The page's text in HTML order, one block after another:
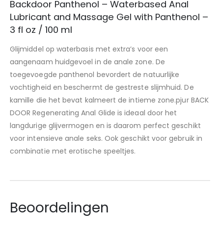
Backdoor Panthenol – Waterbased Anal
Lubricant and Massage Gel with Panthenol –
3 fl oz / 100 ml
Glijmiddel op waterbasis met extra’s voor een
aangenaam huidgevoel in de anale zone. De
toegevoegde panthenol bevordert de natuurlijke
vochtigheid en beschermt de gestreste slijmhuid. De
kamille die het bevat kalmeert de intieme zone.pjur BACK
DOOR Regenerating Anal Glide is ideaal door het
langdurige glijvermogen en is daarom perfect geschikt
voor intensieve anale seks. Ook geschikt voor gebruik in
combinatie met erotische speeltjes.
Beoordelingen